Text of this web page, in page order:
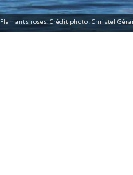
Flamants roses. Crédit photo : Christel